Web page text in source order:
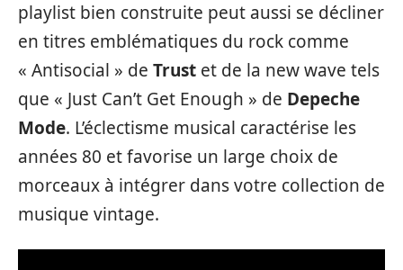
playlist bien construite peut aussi se décliner
en titres emblématiques du rock comme
« Antisocial » de Trust et de la new wave tels
que « Just Can’t Get Enough » de Depeche
Mode. L’éclectisme musical caractérise les
années 80 et favorise un large choix de
morceaux à intégrer dans votre collection de
musique vintage.